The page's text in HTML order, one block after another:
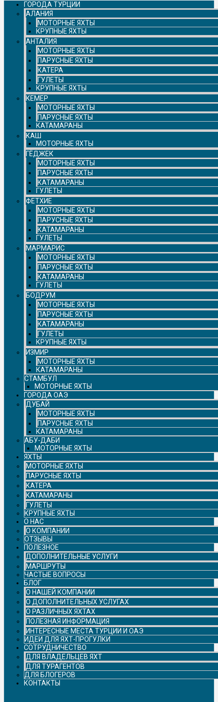
ГОРОДА ТУРЦИИ
АЛАНИЯ
МОТОРНЫЕ ЯХТЫ
КРУПНЫЕ ЯХТЫ
АНТАЛИЯ
МОТОРНЫЕ ЯХТЫ
ПАРУСНЫЕ ЯХТЫ
КАТЕРА
ГУЛЕТЫ
КРУПНЫЕ ЯХТЫ
КЕМЕР
МОТОРНЫЕ ЯХТЫ
ПАРУСНЫЕ ЯХТЫ
КАТАМАРАНЫ
КАШ
МОТОРНЫЕ ЯХТЫ
ГЁДЖЕК
МОТОРНЫЕ ЯХТЫ
ПАРУСНЫЕ ЯХТЫ
КАТАМАРАНЫ
ГУЛЕТЫ
ФЕТХИЕ
МОТОРНЫЕ ЯХТЫ
ПАРУСНЫЕ ЯХТЫ
КАТАМАРАНЫ
ГУЛЕТЫ
МАРМАРИС
МОТОРНЫЕ ЯХТЫ
ПАРУСНЫЕ ЯХТЫ
КАТАМАРАНЫ
ГУЛЕТЫ
БОДРУМ
МОТОРНЫЕ ЯХТЫ
ПАРУСНЫЕ ЯХТЫ
КАТАМАРАНЫ
ГУЛЕТЫ
КРУПНЫЕ ЯХТЫ
ИЗМИР
МОТОРНЫЕ ЯХТЫ
КАТАМАРАНЫ
СТАМБУЛ
МОТОРНЫЕ ЯХТЫ
ГОРОДА ОАЭ
ДУБАЙ
МОТОРНЫЕ ЯХТЫ
ПАРУСНЫЕ ЯХТЫ
КАТАМАРАНЫ
АБУ-ДАБИ
МОТОРНЫЕ ЯХТЫ
ЯХТЫ
МОТОРНЫЕ ЯХТЫ
ПАРУСНЫЕ ЯХТЫ
КАТЕРА
КАТАМАРАНЫ
ГУЛЕТЫ
КРУПНЫЕ ЯХТЫ
О НАС
О КОМПАНИИ
ОТЗЫВЫ
ПОЛЕЗНОЕ
ДОПОЛНИТЕЛЬНЫЕ УСЛУГИ
МАРШРУТЫ
ЧАСТЫЕ ВОПРОСЫ
БЛОГ
О НАШЕЙ КОМПАНИИ
О ДОПОЛНИТЕЛЬНЫХ УСЛУГАХ
О РАЗЛИЧНЫХ ЯХТАХ
ПОЛЕЗНАЯ ИНФОРМАЦИЯ
ИНТЕРЕСНЫЕ МЕСТА ТУРЦИИ И ОАЭ
ИДЕИ ДЛЯ ЯХТ-ПРОГУЛКИ
СОТРУДНИЧЕСТВО
ДЛЯ ВЛАДЕЛЬЦЕВ ЯХТ
ДЛЯ ТУРАГЕНТОВ
ДЛЯ БЛОГЕРОВ
КОНТАКТЫ